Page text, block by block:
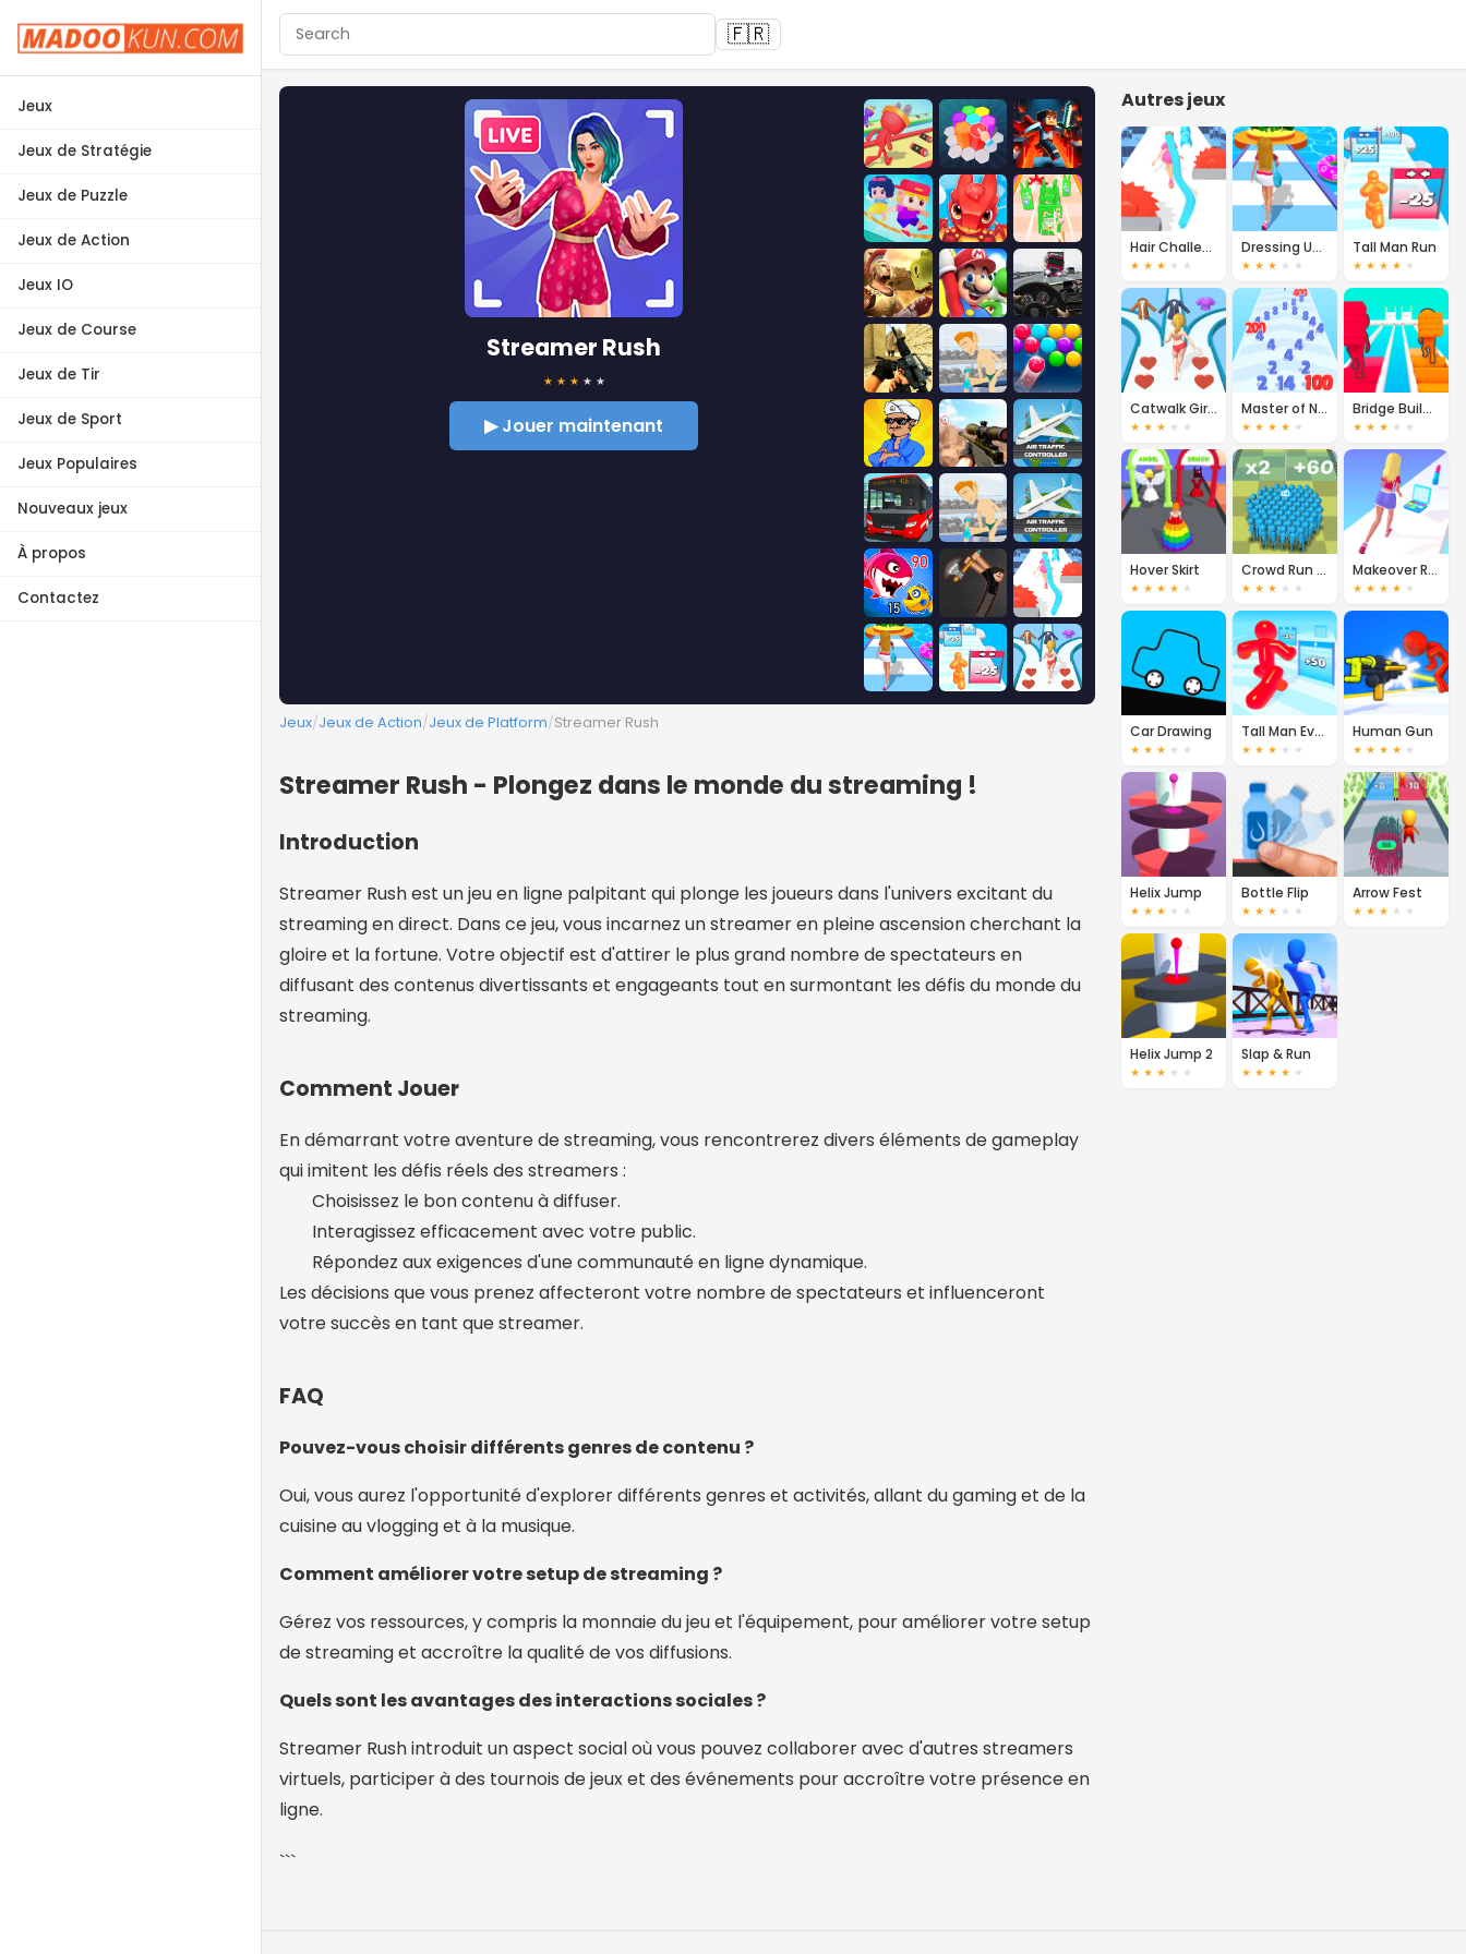
Jeux
Jeux de Stratégie
Jeux de Puzzle
Jeux de Action
Jeux IO
Jeux de Course
Jeux de Tir
Jeux de Sport
Jeux Populaires
Nouveaux jeux
À propos
Contactez
🇫🇷
Streamer Rush
★ ★ ★ ★ ★
▶ Jouer maintenant
Jeux/Jeux de Action/Jeux de Platform/Streamer Rush
Streamer Rush - Plongez dans le monde du streaming !
Introduction
Streamer Rush est un jeu en ligne palpitant qui plonge les joueurs dans l'univers excitant du
streaming en direct. Dans ce jeu, vous incarnez un streamer en pleine ascension cherchant la
gloire et la fortune. Votre objectif est d'attirer le plus grand nombre de spectateurs en
diffusant des contenus divertissants et engageants tout en surmontant les défis du monde du
streaming.
Comment Jouer
En démarrant votre aventure de streaming, vous rencontrerez divers éléments de gameplay
qui imitent les défis réels des streamers :
Choisissez le bon contenu à diffuser.
Interagissez efficacement avec votre public.
Répondez aux exigences d'une communauté en ligne dynamique.
Les décisions que vous prenez affecteront votre nombre de spectateurs et influenceront
votre succès en tant que streamer.
FAQ
Pouvez-vous choisir différents genres de contenu ?
Oui, vous aurez l'opportunité d'explorer différents genres et activités, allant du gaming et de la
cuisine au vlogging et à la musique.
Comment améliorer votre setup de streaming ?
Gérez vos ressources, y compris la monnaie du jeu et l'équipement, pour améliorer votre setup
de streaming et accroître la qualité de vos diffusions.
Quels sont les avantages des interactions sociales ?
Streamer Rush introduit un aspect social où vous pouvez collaborer avec d'autres streamers
virtuels, participer à des tournois de jeux et des événements pour accroître votre présence en
ligne.
```
Autres jeux
Hair Challenge Rush
★ ★ ★ ★ ★
Dressing Up Rush
★ ★ ★ ★ ★
Tall Man Run
★ ★ ★ ★ ★
Catwalk Girl Challenge
★ ★ ★ ★ ★
Master of Numbers
★ ★ ★ ★ ★
Bridge Builders
★ ★ ★ ★ ★
Hover Skirt
★ ★ ★ ★ ★
Crowd Run 3D
★ ★ ★ ★ ★
Makeover Run
★ ★ ★ ★ ★
Car Drawing
★ ★ ★ ★ ★
Tall Man Evolution
★ ★ ★ ★ ★
Human Gun
★ ★ ★ ★ ★
Helix Jump
★ ★ ★ ★ ★
Bottle Flip
★ ★ ★ ★ ★
Arrow Fest
★ ★ ★ ★ ★
Helix Jump 2
★ ★ ★ ★ ★
Slap & Run
★ ★ ★ ★ ★